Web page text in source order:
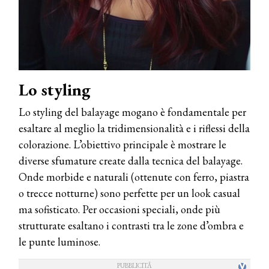
Lo styling
Lo styling del balayage mogano è fondamentale per
esaltare al meglio la tridimensionalità e i riflessi della
colorazione. L’obiettivo principale è mostrare le
diverse sfumature create dalla tecnica del balayage.
Onde morbide e naturali (ottenute con ferro, piastra
o trecce notturne) sono perfette per un look casual
ma sofisticato. Per occasioni speciali, onde più
strutturate esaltano i contrasti tra le zone d’ombra e
le punte luminose.